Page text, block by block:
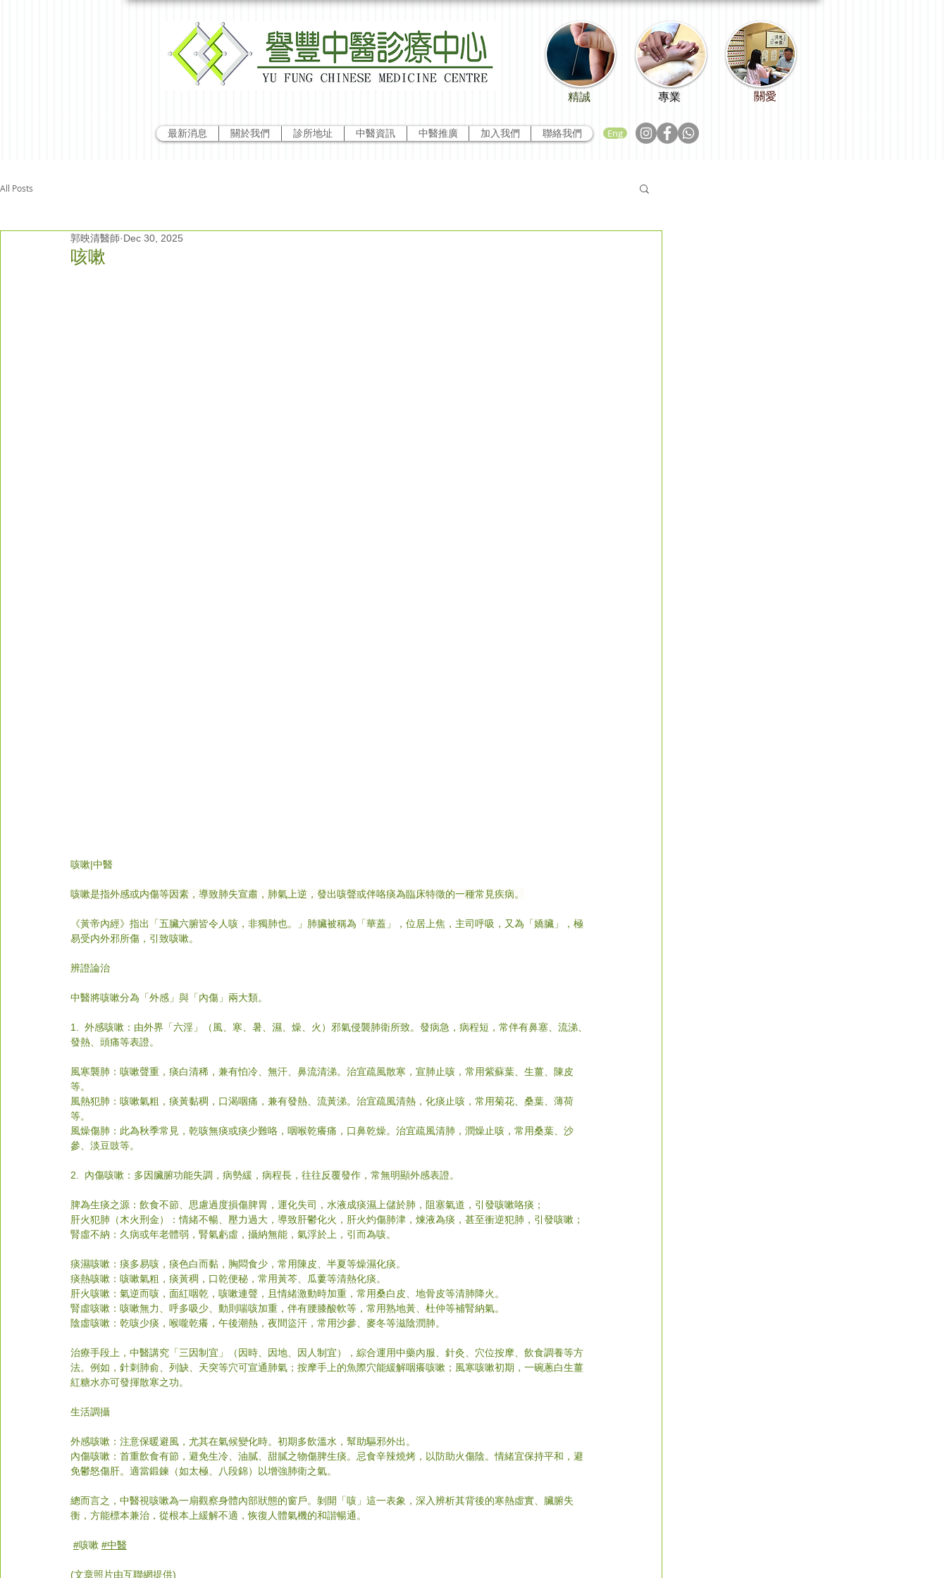
精誠
最新消息 關於我們 診所地址 中醫資訊 中醫推廣 加入我們 聯絡我們 Eng
專業 關愛
All Posts
咳嗽
郭映清醫師 Dec 30, 2025
咳嗽|中醫
咳嗽是指外感或内傷等因素，導致肺失宣肅，肺氣上逆，發出咳聲或伴咯痰為臨床特徵的一種常見疾病。
《黃帝內經》指出「五臟六腑皆令人咳，非獨肺也。」肺臟被稱為「華蓋」，位居上焦，主司呼吸，又為「嬌臟」，極
易受内外邪所傷，引致咳嗽。
辨證論治
中醫將咳嗽分為「外感」與「內傷」兩大類。
1.  外感咳嗽：由外界「六淫」（風、寒、暑、濕、燥、火）邪氣侵襲肺衛所致。發病急，病程短，常伴有鼻塞、流涕、
發熱、頭痛等表證。
風寒襲肺：咳嗽聲重，痰白清稀，兼有怕冷、無汗、鼻流清涕。治宜疏風散寒，宣肺止咳，常用紫蘇葉、生薑、陳皮
等。
風熱犯肺：咳嗽氣粗，痰黃黏稠，口渴咽痛，兼有發熱、流黃涕。治宜疏風清熱，化痰止咳， 常用菊花、桑葉、薄荷
等。
風燥傷肺：此為秋季常見，乾咳無痰或痰少難咯，咽喉乾癢痛，口鼻乾燥。治宜疏風清肺，潤燥止咳，常用桑葉、沙
參、淡豆豉等。
2.  內傷咳嗽：多因臟腑功能失調，病勢緩，病程長，往往反覆發作，常無明顯外感表證。
脾為生痰之源：飲食不節、思慮過度損傷脾胃，運化失司，水液成痰濕上儲於肺，阻塞氣道，引發咳嗽咯痰；
肝火犯肺（木火刑金）：情緒不暢、壓力過大，導致肝鬱化火，肝火灼傷肺津，煉液為痰，甚至衝逆犯肺，引發咳嗽；
腎虛不納：久病或年老體弱，腎氣虧虛，攝納無能，氣浮於上，引而為咳。
痰濕咳嗽：痰多易咳，痰色白而黏，胸悶食少，常用陳皮、半夏等燥濕化痰。
痰熱咳嗽：咳嗽氣粗，痰黃稠，口乾便秘，常用黃芩、瓜蔞等清熱化痰。
肝火咳嗽：氣逆而咳，面紅咽乾，咳嗽連聲，且情緒激動時加重，常用桑白皮、地骨皮等清肺降火。
腎虛咳嗽：咳嗽無力、呼多吸少、動則喘咳加重，伴有腰膝酸軟等，常用熟地黃、杜仲等補腎納氣。
陰虛咳嗽：乾咳少痰，喉嚨乾癢，午後潮熱，夜間盜汗，常用沙參、麥冬等滋陰潤肺。
治療手段上，中醫講究「三因制宜」（因時、因地、因人制宜），綜合運用中藥內服、針灸、穴位按摩、飲食調養等方
法。例如，針刺肺俞、列缺、天突等穴可宣通肺氣；按摩手上的魚際穴能緩解咽癢咳嗽；風寒咳嗽初期，一碗蔥白生薑
紅糖水亦可發揮散寒之功。
生活調攝
外感咳嗽：注意保暖避風，尤其在氣候變化時。初期多飲溫水，幫助驅邪外出。
內傷咳嗽：首重飲食有節，避免生冷、油膩、甜膩之物傷脾生痰。忌食辛辣燒烤，以防助火傷陰。情緒宜保持平和，避
免鬱怒傷肝。適當鍛鍊（如太極、八段錦）以增強肺衛之氣。
總而言之，中醫視咳嗽為一扇觀察身體內部狀態的窗戶。剝開「咳」這一表象，深入辨析其背後的寒熱虛實、臟腑失
衡，方能標本兼治，從根本上緩解不適，恢復人體氣機的和諧暢通。
#咳嗽 #中醫
(文章照片由互聯網提供)